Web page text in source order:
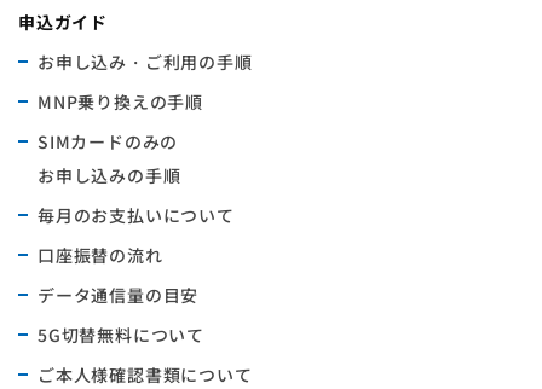
申込ガイド
お申し込み・ご利用の手順
MNP乗り換えの手順
SIMカードのみの
お申し込みの手順
毎月のお支払いについて
口座振替の流れ
データ通信量の目安
5G切替無料について
ご本人様確認書類について